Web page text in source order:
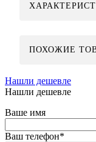
ПОХОЖИЕ
Нашли дешевле
Нашли дешевле
Ваше имя
Ваш телефон*